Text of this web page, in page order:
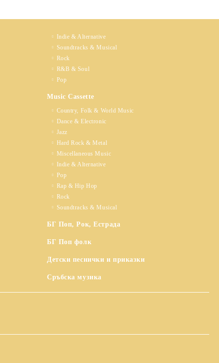
Indie & Alternative
Soundtracks & Musical
Rock
R&B & Soul
Pop
Music Cassette
Country, Folk & World Music
Dance & Electronic
Jazz
Hard Rock & Metal
Miscellaneous Music
Indie & Alternative
Pop
Rap & Hip Hop
Rock
Soundtracks & Musical
БГ Поп, Рок, Естрада
БГ Поп фолк
Детски песнички и приказки
Сръбска музика